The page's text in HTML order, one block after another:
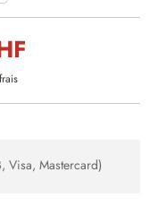
Visa, Mastercard)